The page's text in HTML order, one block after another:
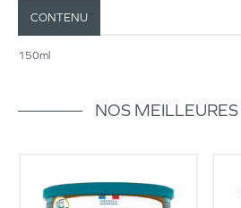
CONTENU
150ml
NOS MEILLEURES